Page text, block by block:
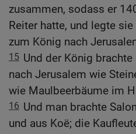
zusammen, sodass er
Reiter hatte, und legte
zum König nach
15 Und der König
nach Jerusalem wie
wie Maulbeerbäume im
16 Und man brachte
und aus Koë; die